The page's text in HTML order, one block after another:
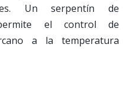
Un serpentín de
el control de
a la temperatura